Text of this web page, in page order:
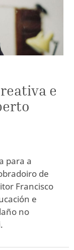
e
para a
de
Francisco
e
no